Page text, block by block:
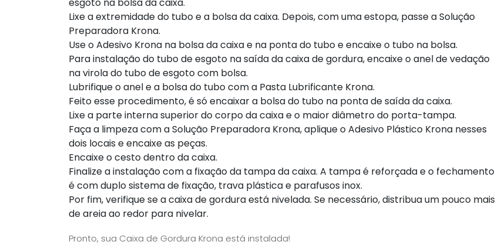
Lixe a extremidade do tubo e a bolsa da caixa. Depois, com uma estopa, passe a Solução
Preparadora Krona.
Use o Adesivo Krona na bolsa da caixa e na ponta do tubo e encaixe o tubo na bolsa.
Para instalação do tubo de esgoto na saída da caixa de gordura, encaixe o anel de vedação
na virola do tubo de esgoto com bolsa.
Lubrifique o anel e a bolsa do tubo com a Pasta Lubrificante Krona.
Feito esse procedimento, é só encaixar a bolsa do tubo na ponta de saída da caixa.
Lixe a parte interna superior do corpo da caixa e o maior diâmetro do porta-tampa.
Faça a limpeza com a Solução Preparadora Krona, aplique o Adesivo Plástico Krona nesses
dois locais e encaixe as peças.
Encaixe o cesto dentro da caixa.
Finalize a instalação com a fixação da tampa da caixa. A tampa é reforçada e o fechamento
é com duplo sistema de fixação, trava plástica e parafusos inox.
Por fim, verifique se a caixa de gordura está nivelada. Se necessário, distribua um pouco mais
de areia ao redor para nivelar.
Pronto, sua Caixa de Gordura Krona está instalada!